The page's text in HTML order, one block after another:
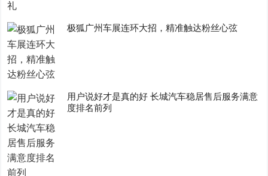
极狐广州车展连环大招，精准触达粉丝心弦
用户说好才是真的好 长城汽车稳居售后服务满意
度排名前列